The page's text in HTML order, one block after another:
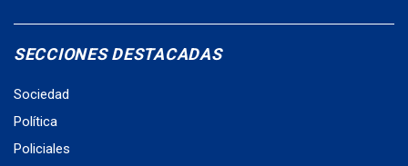
SECCIONES DESTACADAS
Sociedad
Política
Policiales